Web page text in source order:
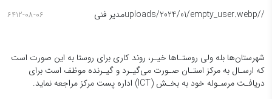
/
/uploads/2024/01/empty_user.webp مدیر فنی 6412-08-06
شهرستان‌ها بله ولی روستـاها خیـر، روند کاری برای روستا به این صورت است
که ارسـال به مرکز استـان صـورت می‌گیـرد و گیـرنده موظف است برای
دریافـت مرسـوله خود به بخـش (ICT) اداره پست مرکز مراجعه نماید.